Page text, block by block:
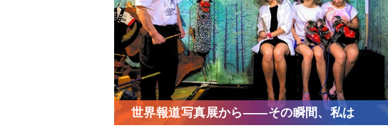
世界報道写真展から――その瞬間、私は